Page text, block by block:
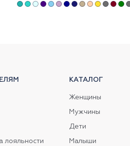
лояльности
КАТАЛОГ
Женщины
Мужчины
Дети
Малыши